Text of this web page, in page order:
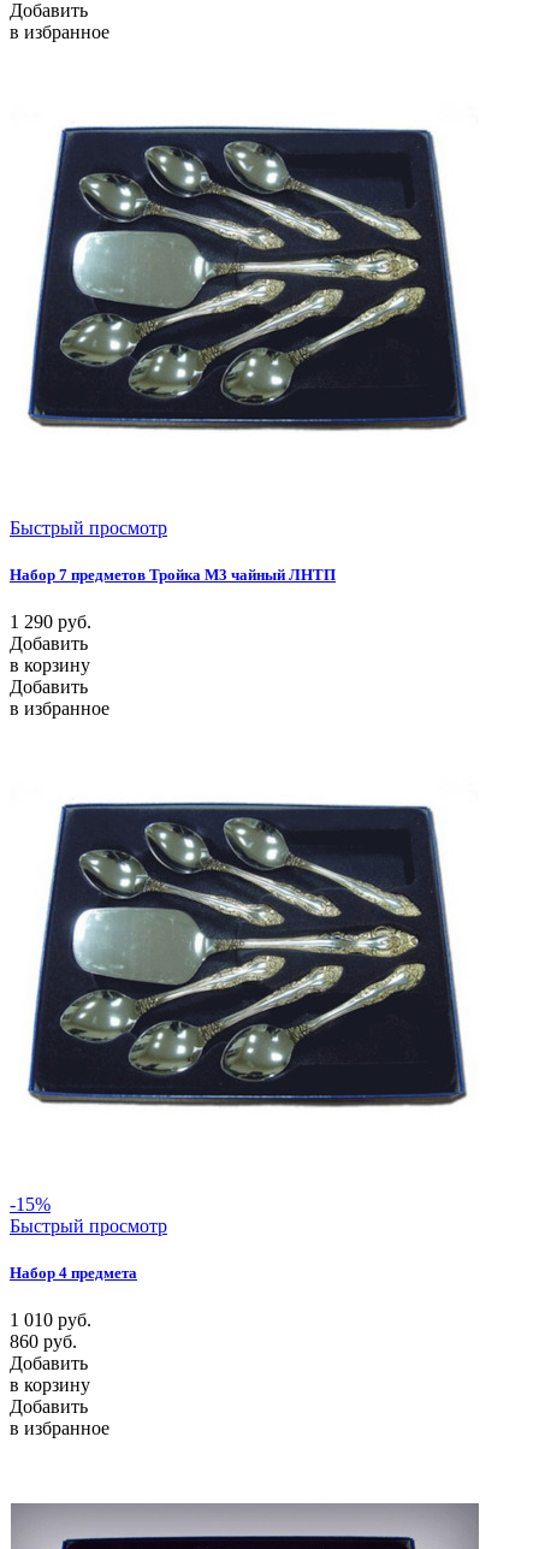
Добавить
в избранное
Быстрый просмотр
Набор 7 предметов Тройка М3 чайный ЛНТП
1 290 руб.
Добавить
в корзину
Добавить
в избранное
-15%
Быстрый просмотр
Набор 4 предмета
1 010 руб.
860 руб.
Добавить
в корзину
Добавить
в избранное